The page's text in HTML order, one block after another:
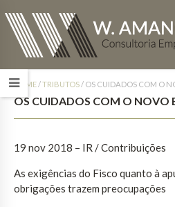
HOME/TRIBUTOS/ OS CUIDADOS COM O
OS CUIDADOS COM O NOVO
19 nov 2018 – IR / Contribuições
As exigências do Fisco quanto à
obrigações trazem preocupações